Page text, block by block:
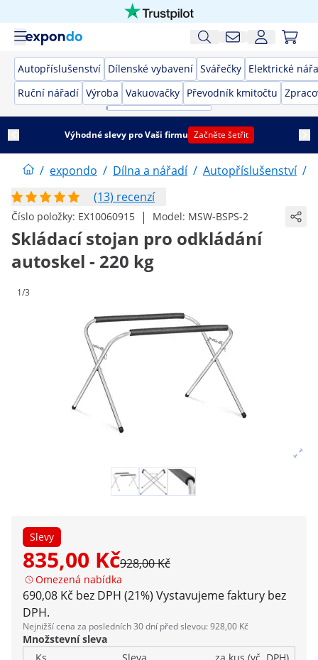
Autopříslušenství Dílenské vybavení Svářečky Elektrické
Ruční nářadí Výroba Vakuovačky Převodník kmitočtu
Výhodné slevy pro Vaši firmu Začněte šetřit
/ expondo / Dílna a nářadí / Autopříslušenství /
(13) recenzí
Číslo položky: EX10060915 | Model: MSW-BSPS-2
Skládací stojan pro odkládání
autoskel - 220 kg
1/3
Slevy
835,00 Kč928,00 Kč
Omezená nabídka
690,08 Kč bez DPH (21%) Vystavujeme faktury bez
DPH.
Nejnižší cena za posledních 30 dní před slevou: 928,00 Kč
Množstevní sleva